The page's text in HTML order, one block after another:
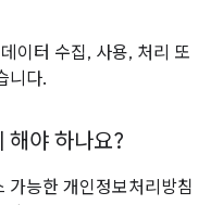
이터 수집, 사용, 처리 또
니다.
해야 하나요?
가능한 개인정보처리방침